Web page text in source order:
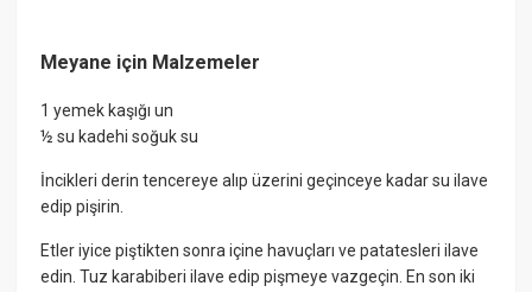
Meyane için Malzemeler
1 yemek kaşığı un
½ su kadehi soğuk su
İncikleri derin tencereye alıp üzerini geçinceye kadar su ilave
edip pişirin.
Etler iyice piştikten sonra içine havuçları ve patatesleri ilave
edin. Tuz karabiberi ilave edip pişmeye vazgeçin. En son iki